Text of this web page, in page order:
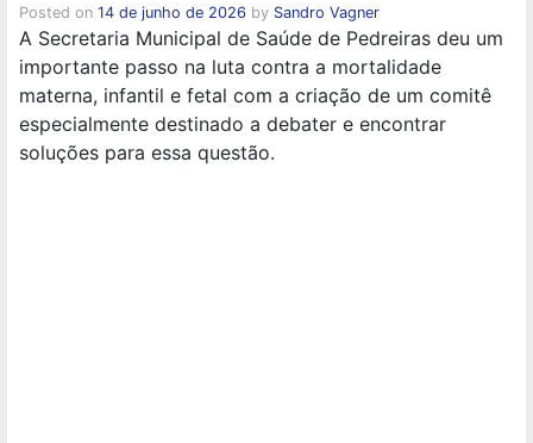
Posted on 14 de junho de 2026 by Sandro Vagner
A Secretaria Municipal de Saúde de Pedreiras deu um
importante passo na luta contra a mortalidade
materna, infantil e fetal com a criação de um comitê
especialmente destinado a debater e encontrar
soluções para essa questão.